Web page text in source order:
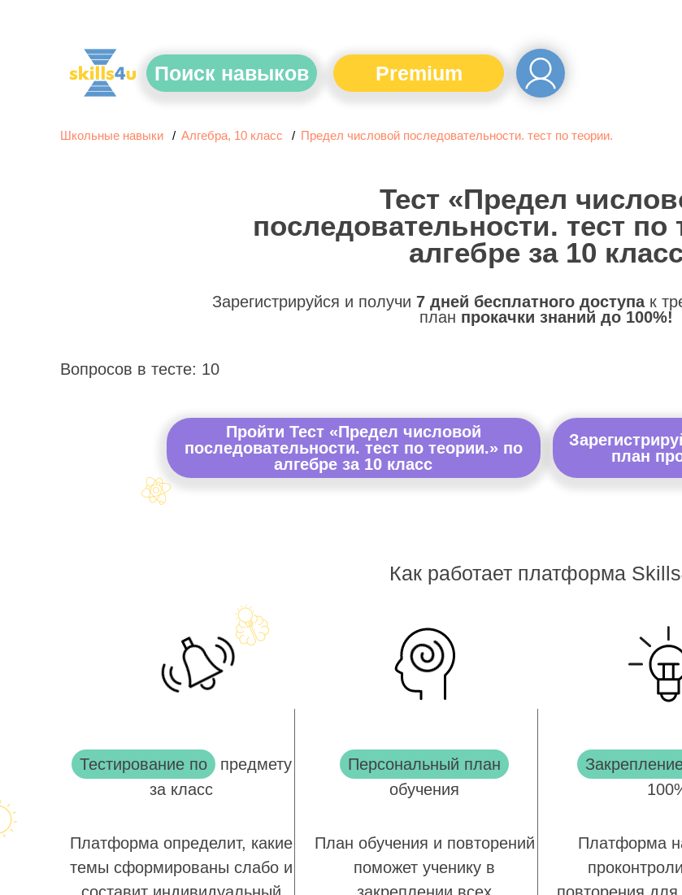
Поиск навыков Premium
Школьные навыки Алгебра, 10 класс Предел числовой последовательности. тест по теории.
Тест «Предел
последовательности. тест по
алгебре за 10
Зарегистрируйся и получи 7 дней бесплатного доступак
план прокачки знаний до 100%!
Вопросов в тесте: 10
Пройти Тест «Предел числовой
последовательности. тест по теории.» по
алгебре за 10 класс
план
Как работает платформа
Тестирование по предмету
за класс
Платформа определит, какие
темы сформированы слабо и
Персональный план
обучения
План обучения и повторений
поможет ученику в
Платформа